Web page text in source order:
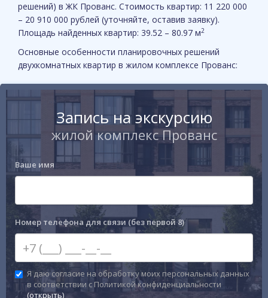
решений) в ЖК Прованс. Стоимость квартир: 11 220 000
– 20 910 000 рублей (уточняйте, оставив заявку).
Площадь найденных квартир: 39.52 – 80.97 м2
Основные особенности планировочных решений
двухкомнатных квартир в жилом комплексе Прованс:
Запись на экскурсию
жилой комплекс Прованс
Ваше имя
Номер телефона для связи (без первой 8)
Я даю согласие на обработку моих персональных данных
в соответствии с Политикой конфиденциальности
(открыть)